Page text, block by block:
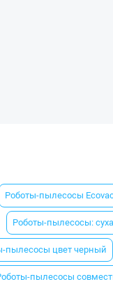
Роботы-пылесосы
Роботы-пылесосы:
пылесосы цвет черный
пылесосы